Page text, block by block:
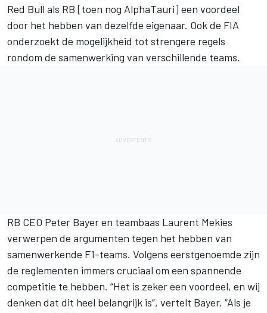
Red Bull als RB [toen nog AlphaTauri] een voordeel
door het hebben van dezelfde eigenaar. Ook de FIA
onderzoekt de mogelijkheid tot strengere regels
rondom de samenwerking van verschillende teams.
RB CEO Peter Bayer en teambaas Laurent Mekies
verwerpen de argumenten tegen het hebben van
samenwerkende F1-teams. Volgens eerstgenoemde zijn
de reglementen immers cruciaal om een spannende
competitie te hebben. “Het is zeker een voordeel, en wij
denken dat dit heel belangrijk is”, vertelt Bayer. “Als je